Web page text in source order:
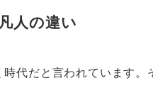
人の違い
代だと言われています